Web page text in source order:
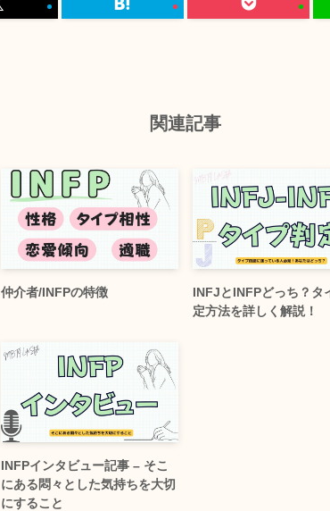
関連記事
仲介者/INFPの特徴
INFJとINFPどっち？タ
定方法を詳しく解説！
INFPインタビュー記事 – そこ
にある悶々とした気持ちを大切
にすること